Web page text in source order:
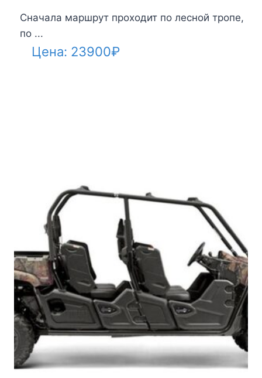
Сначала маршрут проходит по лесной тропе,
по ...
Цена: 23900₽